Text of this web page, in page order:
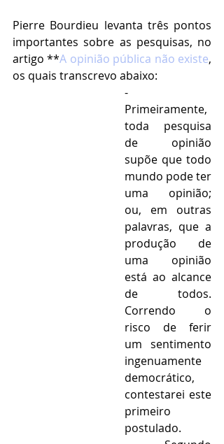
Pierre Bourdieu levanta três pontos
importantes sobre as pesquisas, no
artigo **A opinião pública não existe,
os quais transcrevo abaixo:
-
Primeiramente,
toda pesquisa
de opinião
supõe que todo
mundo pode ter
uma opinião;
ou, em outras
palavras, que a
produção de
uma opinião
está ao alcance
de todos.
Correndo o
risco de ferir
um sentimento
ingenuamente
democrático,
contestarei este
primeiro
postulado.